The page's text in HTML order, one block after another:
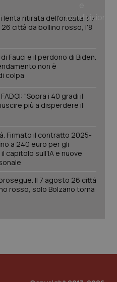
lenta ritirata dell'ondata: il 7
città da bollino rosso, l'8
Fauci e il perdono di Biden.
non è
colpa
“Sopra i 40 gradi il
più a disperdere il
Firmato il contratto 2025-
a 240 euro per gli
capitolo sull'IA e nuove
Il 7 agosto 26 città
rosso, solo Bolzano torna